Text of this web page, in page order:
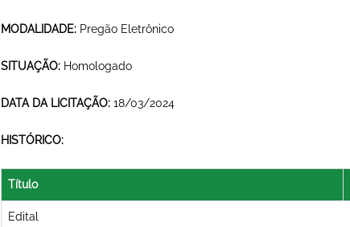
MODALIDADE: Pregão Eletrônico
SITUAÇÃO: Homologado
DATA DA LICITAÇÃO: 18/03/2024
HISTÓRICO:
Título
Edital